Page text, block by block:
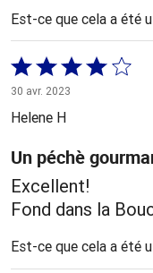
Est-ce que cela a été
Coté
4 sur
5
30 avr. 2023
Helene H
Un péchè
Excellent!
Fond dans la
Est-ce que cela a été